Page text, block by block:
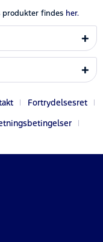
produkter findes her.
Fortrydelsesret